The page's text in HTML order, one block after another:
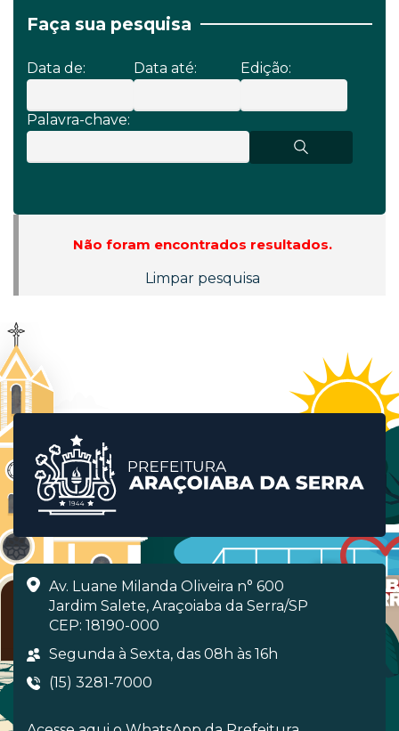
Faça sua pesquisa
Data de: Data até: Edição:
Palavra-chave:
Não foram encontrados resultados.
Limpar pesquisa
Av. Luane Milanda Oliveira n° 600
Jardim Salete, Araçoiaba da Serra/SP
CEP: 18190-000
Segunda à Sexta, das 08h às 16h
(15) 3281-7000